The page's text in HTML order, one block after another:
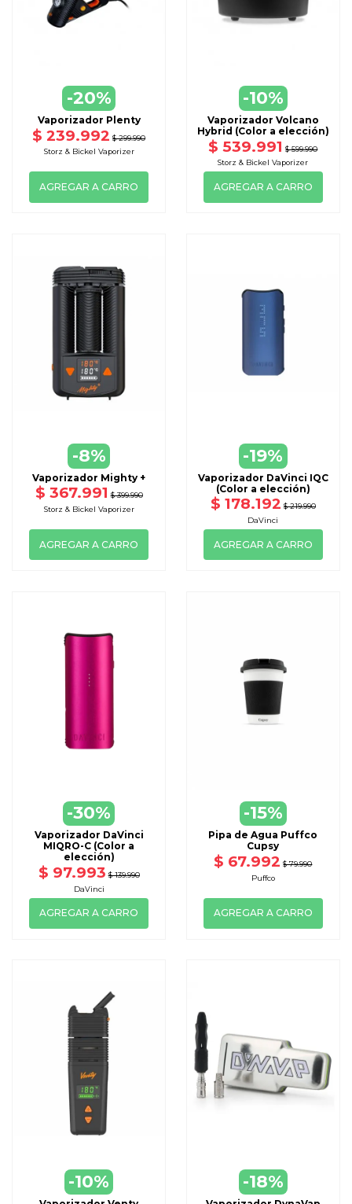
-20%
Vaporizador Plenty
$ 239.992 $ 299.990
Storz & Bickel Vaporizer
AGREGAR A CARRO
-10%
Vaporizador Volcano
Hybrid (Color a elección)
$ 539.991 $ 599.990
Storz & Bickel Vaporizer
AGREGAR A CARRO
-8%
Vaporizador Mighty +
$ 367.991 $ 399.990
Storz & Bickel Vaporizer
AGREGAR A CARRO
-19%
Vaporizador DaVinci IQC
(Color a elección)
$ 178.192 $ 219.990
DaVinci
AGREGAR A CARRO
-30%
Vaporizador DaVinci
MIQRO-C (Color a
elección)
$ 97.993 $ 139.990
DaVinci
AGREGAR A CARRO
-15%
Pipa de Agua Puffco
Cupsy
$ 67.992 $ 79.990
Puffco
AGREGAR A CARRO
-10% -18%